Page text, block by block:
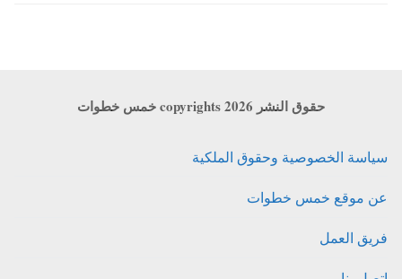
حقوق النشر copyrights 2026 خمس خطوات
سياسة الخصوصية وحقوق الملكية
عن موقع خمس خطوات
فريق العمل